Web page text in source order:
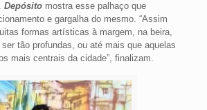
Depósitomostra esse palhaço que
e gargalha do mesmo. “Assim
formas artísticas à margem, na beira,
tão profundas, ou até mais que aquelas
mais centrais da cidade”, finalizam.